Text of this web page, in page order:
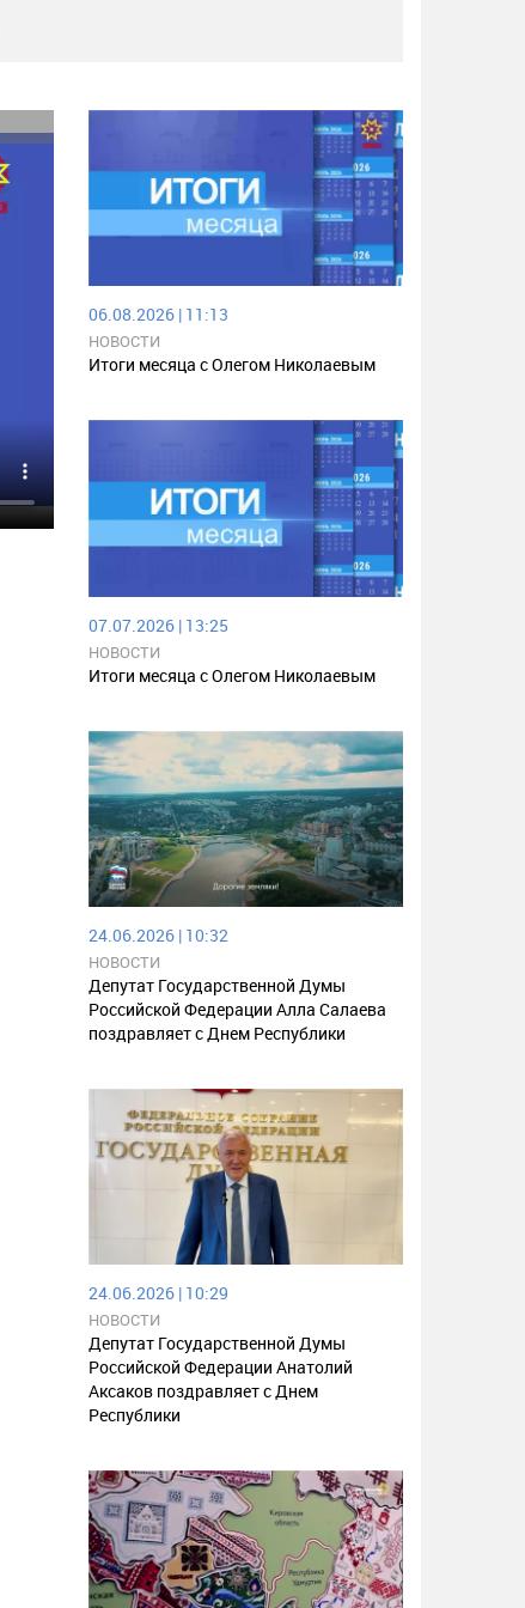
06.08.2026 | 11:13
НОВОСТИ
Итоги месяца с Олегом Николаевым
07.07.2026 | 13:25
НОВОСТИ
Итоги месяца с Олегом Николаевым
24.06.2026 | 10:32
НОВОСТИ
Депутат Государственной Думы
Российской Федерации Алла Салаева
поздравляет с Днем Республики
24.06.2026 | 10:29
НОВОСТИ
Депутат Государственной Думы
Российской Федерации Анатолий
Аксаков поздравляет с Днем
Республики